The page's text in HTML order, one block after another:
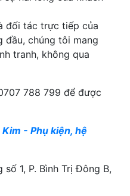
đối tác trực tiếp của
đầu, chúng tôi mang
tranh, không qua
788 799 để được
Kim - Phụ kiện, hệ
1, P. Bình Trị Đông B,